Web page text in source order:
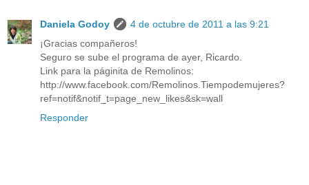
Daniela Godoy
4 de octubre de 2011 a las 9:21
¡Gracias compañeros!
Seguro se sube el programa de ayer, Ricardo.
Link para la páginita de Remolinos:
http://www.facebook.com/Remolinos.Tiempodemujeres?
ref=notif&notif_t=page_new_likes&sk=wall
Responder